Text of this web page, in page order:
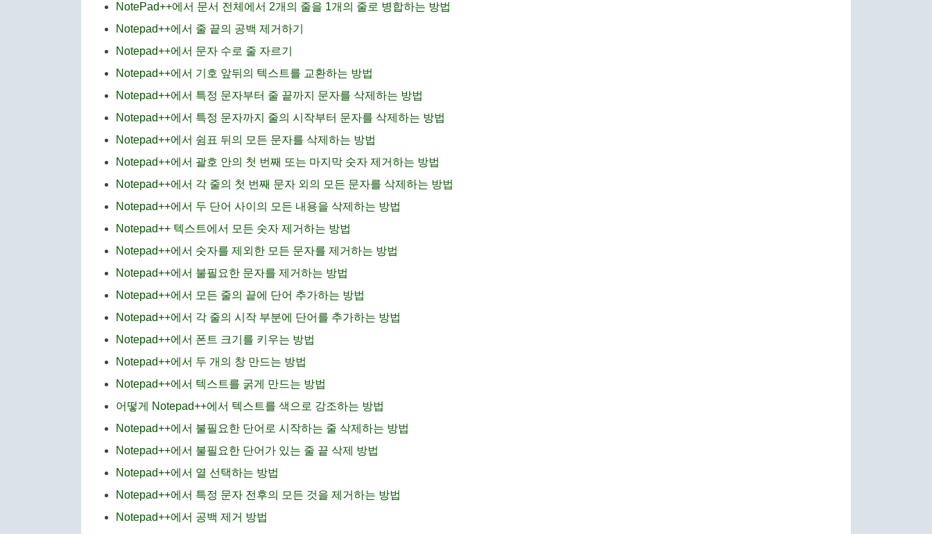
NotePad++에서 문서 전체에서 2개의 줄을 1개의 줄로 병합하는 방법
Notepad++에서 줄 끝의 공백 제거하기
Notepad++에서 문자 수로 줄 자르기
Notepad++에서 기호 앞뒤의 텍스트를 교환하는 방법
Notepad++에서 특정 문자부터 줄 끝까지 문자를 삭제하는 방법
Notepad++에서 특정 문자까지 줄의 시작부터 문자를 삭제하는 방법
Notepad++에서 쉼표 뒤의 모든 문자를 삭제하는 방법
Notepad++에서 괄호 안의 첫 번째 또는 마지막 숫자 제거하는 방법
Notepad++에서 각 줄의 첫 번째 문자 외의 모든 문자를 삭제하는 방법
Notepad++에서 두 단어 사이의 모든 내용을 삭제하는 방법
Notepad++ 텍스트에서 모든 숫자 제거하는 방법
Notepad++에서 숫자를 제외한 모든 문자를 제거하는 방법
Notepad++에서 불필요한 문자를 제거하는 방법
Notepad++에서 모든 줄의 끝에 단어 추가하는 방법
Notepad++에서 각 줄의 시작 부분에 단어를 추가하는 방법
Notepad++에서 폰트 크기를 키우는 방법
Notepad++에서 두 개의 창 만드는 방법
Notepad++에서 텍스트를 굵게 만드는 방법
어떻게 Notepad++에서 텍스트를 색으로 강조하는 방법
Notepad++에서 불필요한 단어로 시작하는 줄 삭제하는 방법
Notepad++에서 불필요한 단어가 있는 줄 끝 삭제 방법
Notepad++에서 열 선택하는 방법
Notepad++에서 특정 문자 전후의 모든 것을 제거하는 방법
Notepad++에서 공백 제거 방법